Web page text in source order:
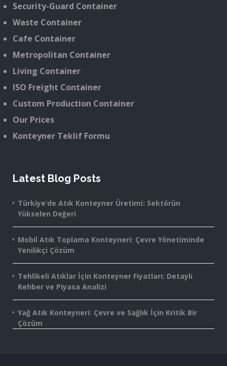
Security-Guard Container
Waste Container
Cafe Container
Metropolitan Container
Living Container
ISO Freight Container
Custom Production Container
Our Prices
Konteyner Teklif Formu
Latest Blog Posts
Türkiye’de Atık Konteyner Üretimi: Sektörün
Yükselen Değeri
Mobil Atık Toplama Konteyneri: Çevre Yönetiminde
Yenilikçi Çözüm
Tehlikeli Atıklar İçin Konteyner Fiyatları: Detaylı
Rehber ve Piyasa Analizi
Yağ Atık Konteyneri: Çevre ve Sağlık İçin Kritik Bir
Çözüm